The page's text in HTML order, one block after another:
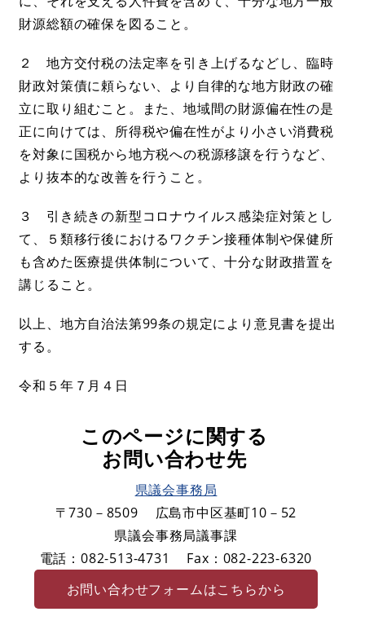
財源総額の確保を図ること。
２ 地方交付税の法定率を引き上げるなどし、臨時
財政対策債に頼らない、より自律的な地方財政の確
立に取り組むこと。また、地域間の財源偏在性の是
正に向けては、所得税や偏在性がより小さい消費税
を対象に国税から地方税への税源移譲を行うなど、
より抜本的な改善を行うこと。
３ 引き続きの新型コロナウイルス感染症対策とし
て、５類移行後におけるワクチン接種体制や保健所
も含めた医療提供体制について、十分な財政措置を
講じること。
以上、地方自治法第99条の規定により意見書を提出
する。
令和５年７月４日
このページに関する
お問い合わせ先
県議会事務局
〒730－8509
広島市中区基町10－52
県議会事務局議事課
電話：082-513-4731
Fax：082-223-6320
お問い合わせフォームはこちらから